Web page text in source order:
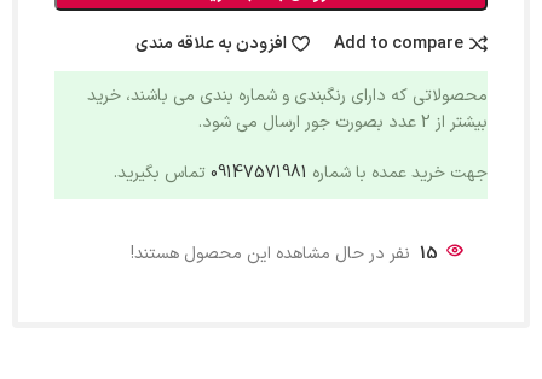
Add to compare
افزودن به علاقه مندی
محصولاتی که دارای رنگبندی و شماره بندی می باشند، خرید
بیشتر از 2 عدد بصورت جور ارسال می شود.
جهت خرید عمده با شماره 09147571981 تماس بگیرید.
15 نفر در حال مشاهده این محصول هستند!